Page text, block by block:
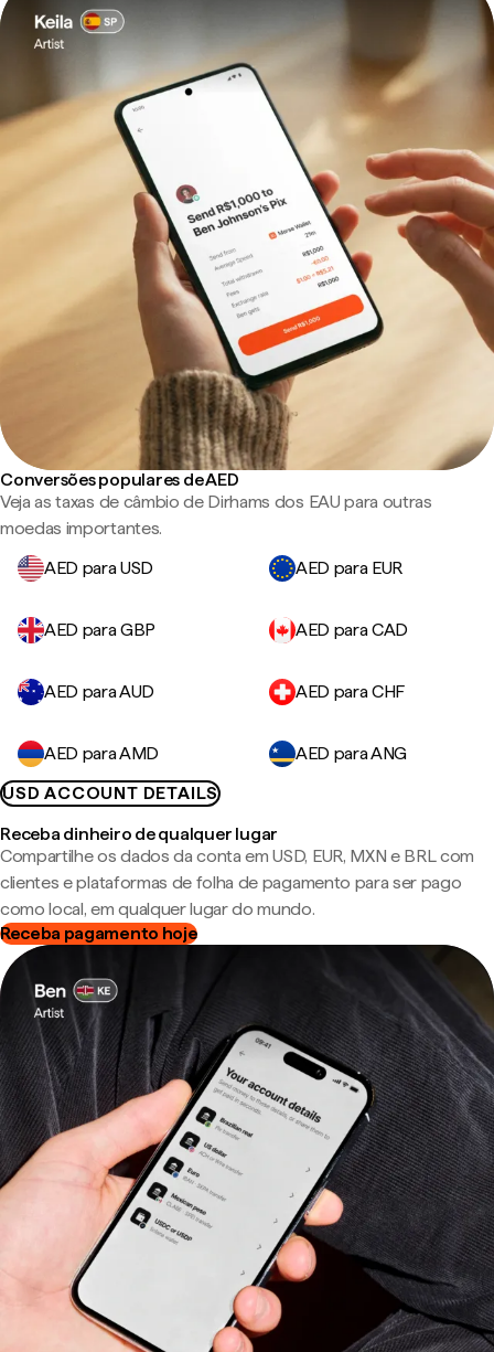
Conversões populares de AED
Veja as taxas de câmbio de Dirhams dos EAU para outras
moedas importantes.
AED para USD
AED para EUR
AED para GBP AED para CAD
AED para AUD AED para CHF
AED para AMD
AED para ANG
USD ACCOUNT DETAILS
Receba dinheiro de qualquer lugar
Compartilhe os dados da conta em USD, EUR, MXN e BRL com
clientes e plataformas de folha de pagamento para ser pago
como local, em qualquer lugar do mundo.
Receba pagamento hoje